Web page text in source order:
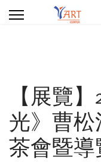
【展覽
光》曹
茶會暨導